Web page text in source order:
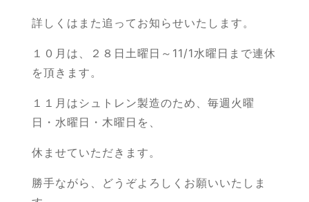
詳しくはまた追ってお知らせいたします。
１０月は、２８日土曜日～11/1水曜日まで連休
を頂きます。
１１月はシュトレン製造のため、毎週火曜
日・水曜日・木曜日を、
休ませていただきます。
勝手ながら、どうぞよろしくお願いいたしま